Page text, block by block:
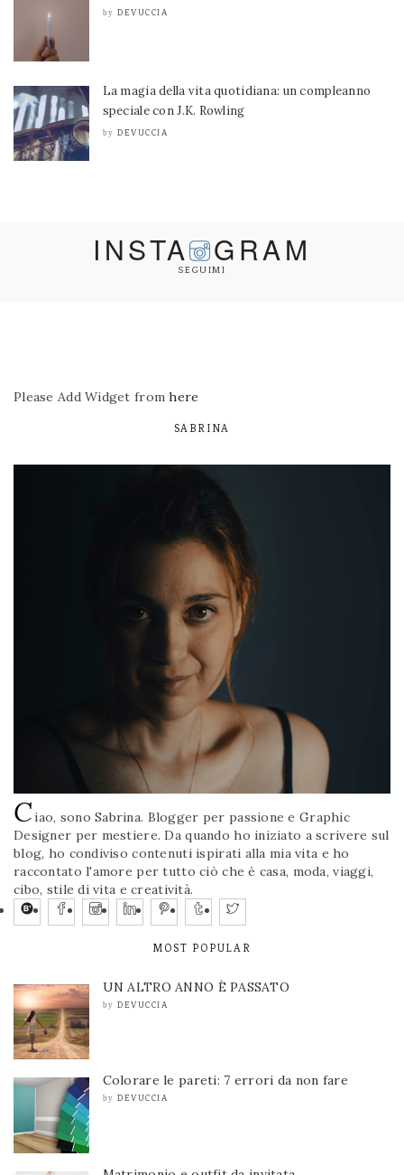
by DEVUCCIA
La magia della vita quotidiana: un compleanno
speciale con J.K. Rowling
by DEVUCCIA
INSTA GRAM
SEGUIMI
Please Add Widget fromhere
SABRINA
Ciao, sono Sabrina. Blogger per passione e Graphic
Designer per mestiere. Da quando ho iniziato a scrivere sul
blog, ho condiviso contenuti ispirati alla mia vita e ho
raccontato l'amore per tutto ciò che è casa, moda, viaggi,
cibo, stile di vita e creatività.
MOST POPULAR
UN ALTRO ANNO È PASSATO
by DEVUCCIA
Colorare le pareti: 7 errori da non fare
by DEVUCCIA